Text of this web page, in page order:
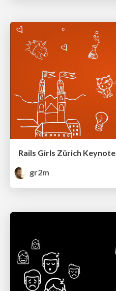
Rails Girls Zürich Keynote
gr2m